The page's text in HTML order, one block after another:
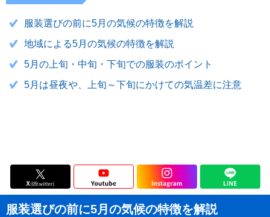
服装選びの前に5月の気候の特徴を解説
地域による5月の気候の特徴を解説
5月の上旬・中旬・下旬での服装のポイント
5月は昼夜や、上旬～下旬にかけての気温差に注意
服装選びの前に5月の気候の特徴を解説